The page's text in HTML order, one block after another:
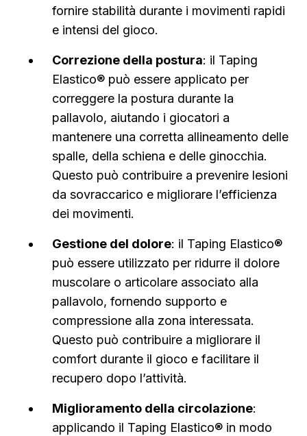
fornire stabilità durante i movimenti rapidi
e intensi del gioco.
Correzione della postura: il Taping
Elastico® può essere applicato per
correggere la postura durante la
pallavolo, aiutando i giocatori a
mantenere una corretta allineamento delle
spalle, della schiena e delle ginocchia.
Questo può contribuire a prevenire lesioni
da sovraccarico e migliorare l’efficienza
dei movimenti.
Gestione del dolore: il Taping Elastico®
può essere utilizzato per ridurre il dolore
muscolare o articolare associato alla
pallavolo, fornendo supporto e
compressione alla zona interessata.
Questo può contribuire a migliorare il
comfort durante il gioco e facilitare il
recupero dopo l’attività.
Miglioramento della circolazione:
applicando il Taping Elastico® in modo